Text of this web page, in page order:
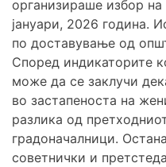
организираше избор на
јануари, 2026 година.
по доставување од
Според индикаторите
може да се заклучи
во застапеноста на
разлика од
градоначалници.
советнички и